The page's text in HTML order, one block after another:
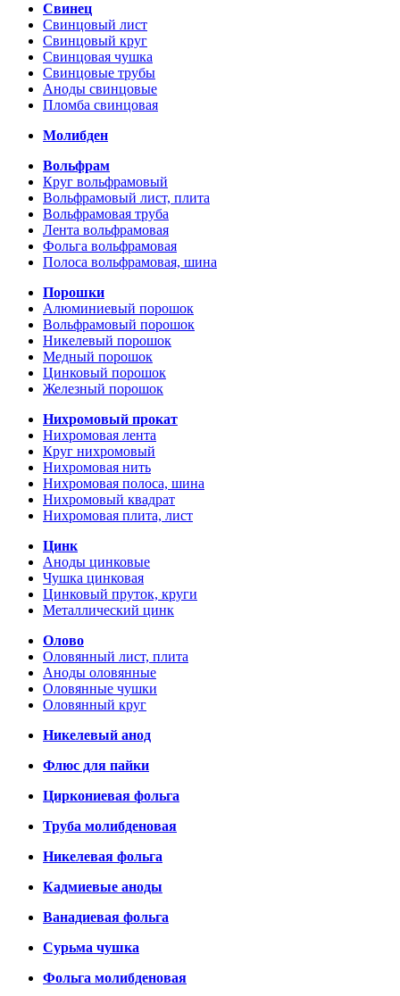
Свинец
Свинцовый лист
Свинцовый круг
Свинцовая чушка
Свинцовые трубы
Аноды свинцовые
Пломба свинцовая
Молибден
Вольфрам
Круг вольфрамовый
Вольфрамовый лист, плита
Вольфрамовая труба
Лента вольфрамовая
Фольга вольфрамовая
Полоса вольфрамовая, шина
Порошки
Алюминиевый порошок
Вольфрамовый порошок
Никелевый порошок
Медный порошок
Цинковый порошок
Железный порошок
Нихромовый прокат
Нихромовая лента
Круг нихромовый
Нихромовая нить
Нихромовая полоса, шина
Нихромовый квадрат
Нихромовая плита, лист
Цинк
Аноды цинковые
Чушка цинковая
Цинковый пруток, круги
Металлический цинк
Олово
Оловянный лист, плита
Аноды оловянные
Оловянные чушки
Оловянный круг
Никелевый анод
Флюс для пайки
Циркониевая фольга
Труба молибденовая
Никелевая фольга
Кадмиевые аноды
Ванадиевая фольга
Сурьма чушка
Фольга молибденовая